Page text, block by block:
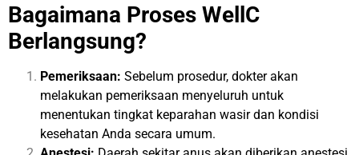
Bagaimana Proses WellC
Berlangsung?
Pemeriksaan: Sebelum prosedur, dokter akan
melakukan pemeriksaan menyeluruh untuk
menentukan tingkat keparahan wasir dan kondisi
kesehatan Anda secara umum.